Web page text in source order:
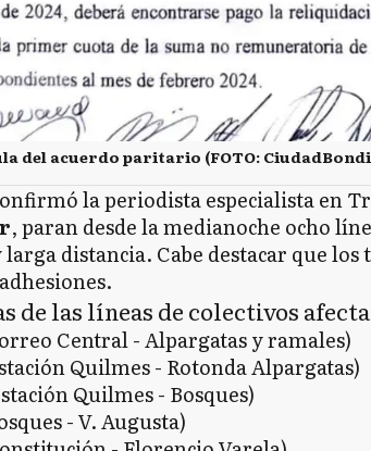
del acuerdo paritario (FOTO:
la periodista especialista en
, paran desde la medianoche ocho
distancia. Cabe destacar que los
de las líneas de colectivos
Central - Alpargatas y ramales)
Quilmes - Rotonda Alpargatas)
Quilmes - Bosques)
- V. Augusta)